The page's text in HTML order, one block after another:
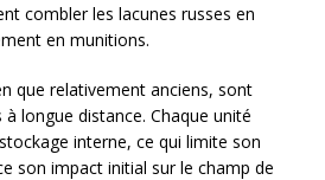
combler les lacunes russes en
en munitions.
que relativement anciens, sont
longue distance. Chaque unité
interne, ce qui limite son
son impact initial sur le champ de